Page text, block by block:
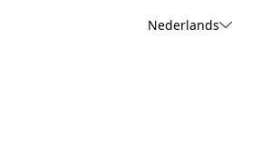
Nederlands